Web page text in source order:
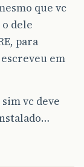
que vc
dele
para
em
vc deve